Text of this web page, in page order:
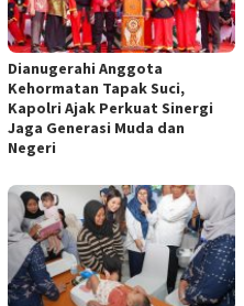
Dianugerahi Anggota
Kehormatan Tapak Suci,
Kapolri Ajak Perkuat Sinergi
Jaga Generasi Muda dan
Negeri